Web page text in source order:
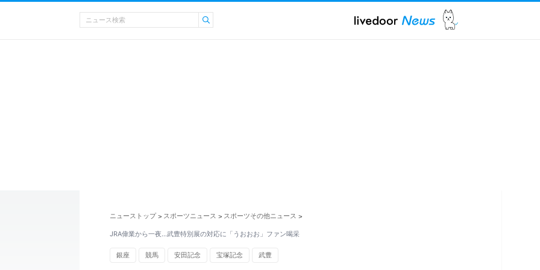
ニューストップ > スポーツニュース > スポーツその他ニュース >
JRA偉業から一夜…武豊特別展の対応に「うおおお」ファン喝采
銀座 競馬 安田記念 宝塚記念 武豊